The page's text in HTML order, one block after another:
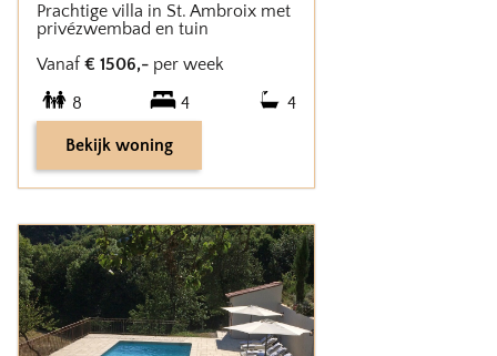
Prachtige villa in St. Ambroix met
privézwembad en tuin
Vanaf € 1506,- per week
8
4 4
Bekijk woning